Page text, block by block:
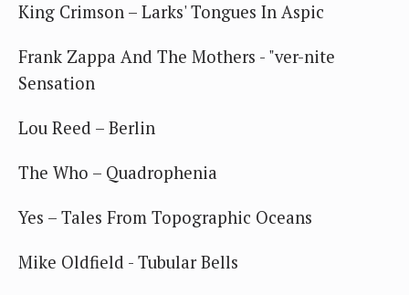
King Crimson – Larks' Tongues In Aspic
Frank Zappa And The Mothers - "ver-nite
Sensation
Lou Reed – Berlin
The Who – Quadrophenia
Yes – Tales From Topographic Oceans
Mike Oldfield - Tubular Bells